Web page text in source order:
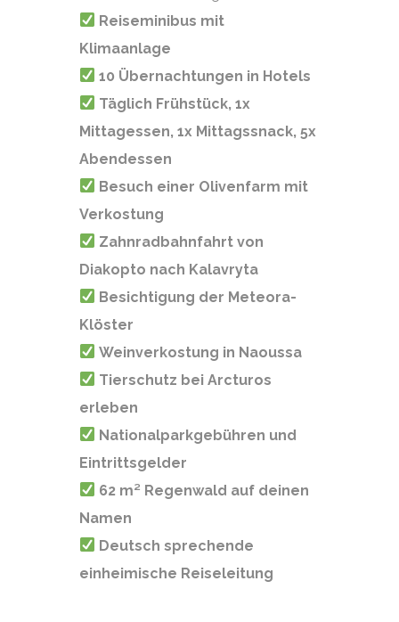
Reiseminibus mit
Klimaanlage
10 Übernachtungen in Hotels
Täglich Frühstück, 1x
Mittagessen, 1x Mittagssnack, 5x
Abendessen
Besuch einer Olivenfarm mit
Verkostung
Zahnradbahnfahrt von
Diakopto nach Kalavryta
Besichtigung der Meteora-
Klöster
Weinverkostung in Naoussa
Tierschutz bei Arcturos
erleben
Nationalparkgebühren und
Eintrittsgelder
62 m² Regenwald auf deinen
Namen
Deutsch sprechende
einheimische Reiseleitung